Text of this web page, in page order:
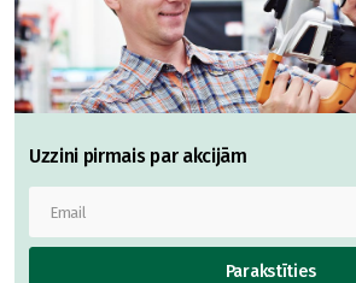
Uzzini pirmais par akcijām
Parakstīties